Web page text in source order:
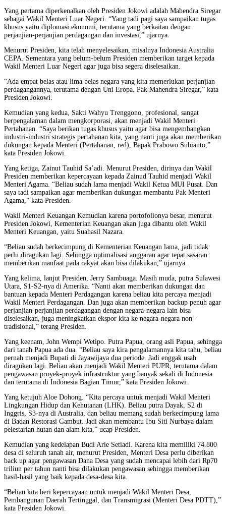
Yang pertama diperkenalkan oleh Presiden Jokowi adalah Mahendra Siregar
sebagai Wakil Menteri Luar Negeri. “Yang tadi pagi saya sampaikan tugas
khusus yaitu diplomasi ekonomi, terutama yang berkaitan dengan
perjanjian-perjanjian perdagangan dan investasi,” ujarnya.
Menurut Presiden, kita telah menyelesaikan, misalnya Indonesia Australia
CEPA. Sementara yang belum-belum Presiden memberikan target kepada
Wakil Menteri Luar Negeri agar juga bisa segera diselesaikan.
“Ada empat belas atau lima belas negara yang kita memerlukan perjanjian
perdagangannya, terutama dengan Uni Eropa. Pak Mahendra Siregar,” kata
Presiden Jokowi.
Kemudian yang kedua, Sakti Wahyu Trenggono, profesional, sangat
berpengalaman dalam mengkorporasi, akan menjadi Wakil Menteri
Pertahanan. “Saya berikan tugas khusus yaitu agar bisa mengembangkan
industri-industri strategis pertahanan kita, yang nanti juga akan memberikan
dukungan kepada Menteri (Pertahanan, red), Bapak Prabowo Subianto,”
kata Presiden Jokowi.
Yang ketiga, Zainut Tauhid Sa’adi. Menurut Presiden, dirinya dan Wakil
Presiden memberikan kepercayaan kepada Zainud Tauhid menjadi Wakil
Menteri Agama. “Beliau sudah lama menjadi Wakil Ketua MUI Pusat. Dan
saya tadi sampaikan agar memberikan dukungan membantu Pak Menteri
Agama,” kata Presiden.
Wakil Menteri Keuangan Kemudian karena portofolionya besar, menurut
Presiden Jokowi, Kementerian Keuangan akan juga dibantu oleh Wakil
Menteri Keuangan, yaitu Suahasil Nazara.
“Beliau sudah berkecimpung di Kementerian Keuangan lama, jadi tidak
perlu diragukan lagi. Sehingga optimalisasi anggaran agar tepat sasaran
memberikan manfaat pada rakyat akan bisa dilakukan,” ujarnya.
Yang kelima, lanjut Presiden, Jerry Sambuaga. Masih muda, putra Sulawesi
Utara, S1-S2-nya di Amerika. “Nanti akan memberikan dukungan dan
bantuan kepada Menteri Perdagangan karena beliau kita percaya menjadi
Wakil Menteri Perdagangan. Dan juga akan memberikan backup penuh agar
perjanjian-perjanjian perdagangan dengan negara-negara lain bisa
diselesaikan, juga meningkatkan ekspor kita ke negara-negara non-
tradisional,” terang Presiden.
Yang keenam, John Wempi Wetipo. Putra Papua, orang asli Papua, sehingga
dari tanah Papua ada dua. “Beliau saya kira pengalamannya kita tahu, beliau
pernah menjadi Bupati di Jayawijaya dua periode. Jadi enggak usah
diragukan lagi. Beliau akan menjadi Wakil Menteri PUPR, terutama dalam
pengawasan proyek-proyek infrastruktur yang banyak sekali di Indonesia
dan terutama di Indonesia Bagian Timur,” kata Presiden Jokowi.
Yang ketujuh Aloe Dohong. “Kita percaya untuk menjadi Wakil Menteri
Lingkungan Hidup dan Kehutanan (LHK). Beliau putra Dayak, S2 di
Inggris, S3-nya di Australia, dan beliau memang sudah berkecimpung lama
di Badan Restorasi Gambut. Jadi akan membantu Ibu Siti Nurbaya dalam
pelestarian hutan dan alam kita,” ucap Presiden.
Kemudian yang kedelapan Budi Arie Setiadi. Karena kita memiliki 74.800
desa di seluruh tanah air, menurut Presiden, Menteri Desa perlu diberikan
back up agar pengawasan Dana Desa yang sudah mencapai lebih dari Rp70
triliun per tahun nanti bisa dilakukan pengawasan sehingga memberikan
hasil-hasil yang baik kepada desa-desa kita.
“Beliau kita beri kepercayaan untuk menjadi Wakil Menteri Desa,
Pembangunan Daerah Tertinggal, dan Transmigrasi (Menteri Desa PDTT),”
kata Presiden Jokowi.